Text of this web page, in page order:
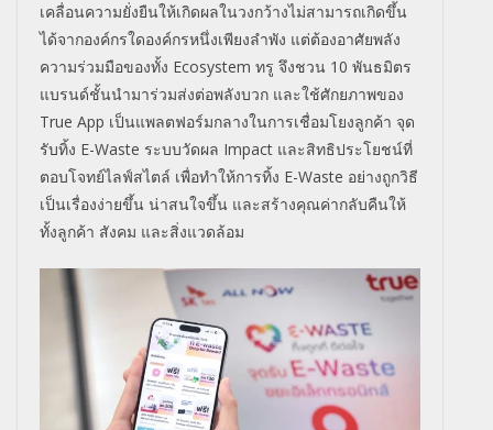
เคลื่อนความยั่งยืนให้เกิดผลในวงกว้างไม่สามารถเกิดขึ้น
ได้จากองค์กรใดองค์กรหนึ่งเพียงลำพัง แต่ต้องอาศัยพลัง
ความร่วมมือของทั้ง Ecosystem ทรู จึงชวน 10 พันธมิตร
แบรนด์ชั้นนำมาร่วมส่งต่อพลังบวก และใช้ศักยภาพของ
True App เป็นแพลตฟอร์มกลางในการเชื่อมโยงลูกค้า จุด
รับทิ้ง E-Waste ระบบวัดผล Impact และสิทธิประโยชน์ที่
ตอบโจทย์ไลฟ์สไตล์ เพื่อทำให้การทิ้ง E-Waste อย่างถูกวิธี
เป็นเรื่องง่ายขึ้น น่าสนใจขึ้น และสร้างคุณค่ากลับคืนให้
ทั้งลูกค้า สังคม และสิ่งแวดล้อม